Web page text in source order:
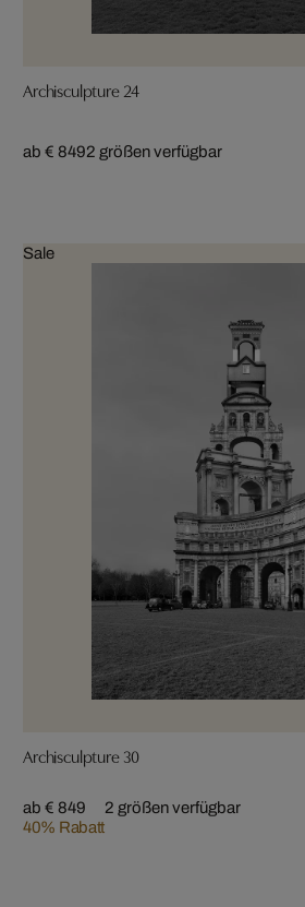
Archisculpture 24
ab € 8492 größen verfügbar
Sale
Archisculpture 30
ab € 849
40% Rabatt
2 größen verfügbar